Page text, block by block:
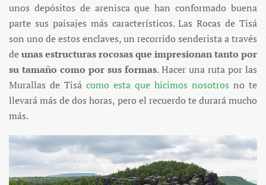
unos depósitos de arenisca que han conformado buena
parte sus paisajes más característicos. Las Rocas de Tisá
son uno de estos enclaves, un recorrido senderista a través
deunas estructuras rocosas que impresionan tanto por
su tamaño como por sus formas. Hacer una ruta por las
Murallas de Tisá como esta que hicimos nosotros no te
llevará más de dos horas, pero el recuerdo te durará mucho
más.